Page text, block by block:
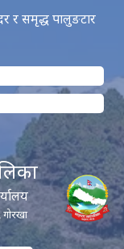
र समृद्ध पालुङटार
गोरखा